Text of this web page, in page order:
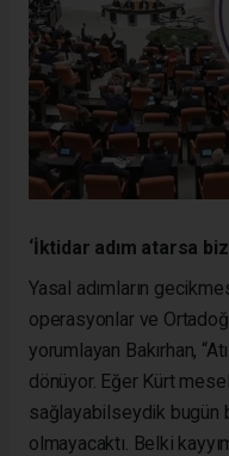
‘İktidar adım atarsa biz
Yasal adımların
operasyonlar ve
yorumlayan Bakırhan,
dönüyor. Eğer Kürt
sağlayabilseydik bugün
olmayacaktı. Belki